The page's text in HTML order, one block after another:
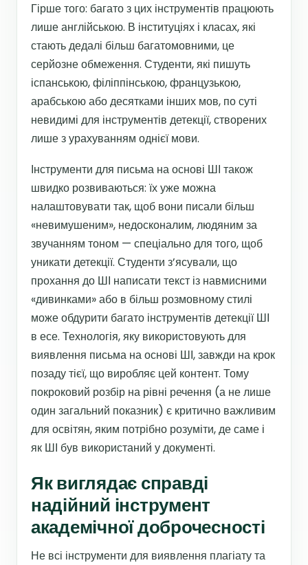
Гірше того: багато з цих інструментів працюють
лише англійською. В інституціях і класах, які
стають дедалі більш багатомовними, це
серйозне обмеження. Студенти, які пишуть
іспанською, філіппінською, французькою,
арабською або десятками інших мов, по суті
невидимі для інструментів детекції, створених
лише з урахуванням однієї мови.
Інструменти для письма на основі ШІ також
швидко розвиваються: їх уже можна
налаштовувати так, щоб вони писали більш
«невимушеним», недосконалим, людяним за
звучанням тоном — спеціально для того, щоб
уникати детекції. Студенти з’ясували, що
прохання до ШІ написати текст із навмисними
«дивинками» або в більш розмовному стилі
може обдурити багато інструментів детекції ШІ
в есе. Технологія, яку використовують для
виявлення письма на основі ШІ, завжди на крок
позаду тієї, що виробляє цей контент. Тому
покроковий розбір на рівні речення (а не лише
один загальний показник) є критично важливим
для освітян, яким потрібно розуміти, де саме і
як ШІ був використаний у документі.
Як виглядає справді
надійний інструмент
академічної доброчесності
Не всі інструменти для виявлення плагіату та